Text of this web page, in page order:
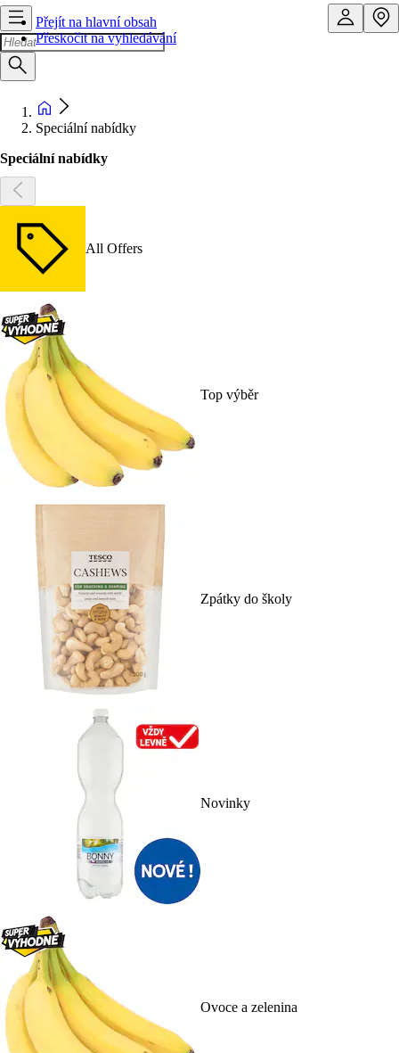
Přejít na hlavní obsah
Přeskočit na vyhledávání
Speciální nabídky
Speciální nabídky
All Offers
Top výběr
Zpátky do školy
Novinky
Ovoce a zelenina